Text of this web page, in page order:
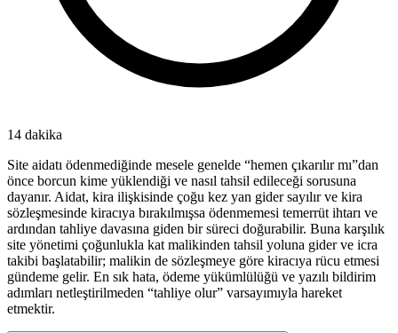
14 dakika
Site aidatı ödenmediğinde mesele genelde “hemen çıkarılır mı”dan
önce borcun kime yüklendiği ve nasıl tahsil edileceği sorusuna
dayanır. Aidat, kira ilişkisinde çoğu kez yan gider sayılır ve kira
sözleşmesinde kiracıya bırakılmışsa ödenmemesi temerrüt ihtarı ve
ardından tahliye davasına giden bir süreci doğurabilir. Buna karşılık
site yönetimi çoğunlukla kat malikinden tahsil yoluna gider ve icra
takibi başlatabilir; malikin de sözleşmeye göre kiracıya rücu etmesi
gündeme gelir. En sık hata, ödeme yükümlülüğü ve yazılı bildirim
adımları netleştirilmeden “tahliye olur” varsayımıyla hareket
etmektir.